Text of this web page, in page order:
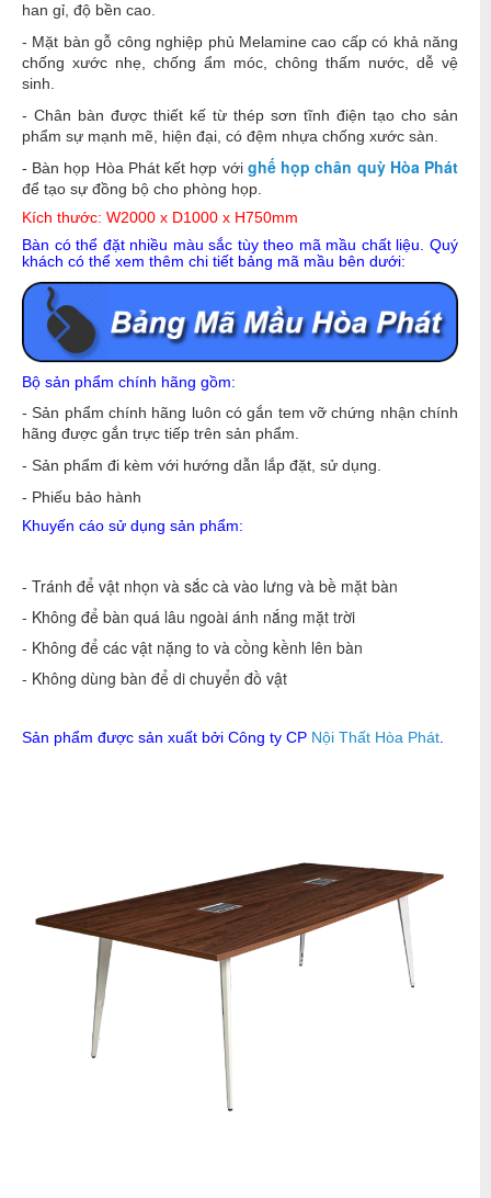
han gỉ, độ bền cao.
- Mặt bàn gỗ công nghiệp phủ Melamine cao cấp có khả năng
chống xước nhẹ, chống ẩm móc, chông thấm nước, dễ vệ
sinh.
- Chân bàn được thiết kế từ thép sơn tĩnh điện tạo cho sản
phẩm sự mạnh mẽ, hiện đại, có đệm nhựa chống xước sàn.
- Bàn họp Hòa Phát kết hợp với ghế họp chân quỳ Hòa Phát
để tạo sự đồng bộ cho phòng họp.
Kích thước: W2000 x D1000 x H750mm
Bàn có thể đặt nhiều màu sắc tùy theo mã mầu chất liệu. Quý
khách có thể xem thêm chi tiết bảng mã mầu bên dưới:
Bộ sản phẩm chính hãng gồm:
- Sản phẩm chính hãng luôn có gắn tem vỡ chứng nhận chính
hãng được gắn trực tiếp trên sản phẩm.
- Sản phẩm đi kèm với hướng dẫn lắp đặt, sử dụng.
- Phiếu bảo hành
Khuyến cáo sử dụng sản phẩm:
- Tránh để vật nhọn và sắc cà vào lưng và bề mặt bàn
- Không để bàn quá lâu ngoài ánh nắng mặt trời
- Không để các vật nặng to và cồng kềnh lên bàn
- Không dùng bàn để di chuyển đồ vật
Sản phẩm được sản xuất bởi Công ty CP Nội Thất Hòa Phát.